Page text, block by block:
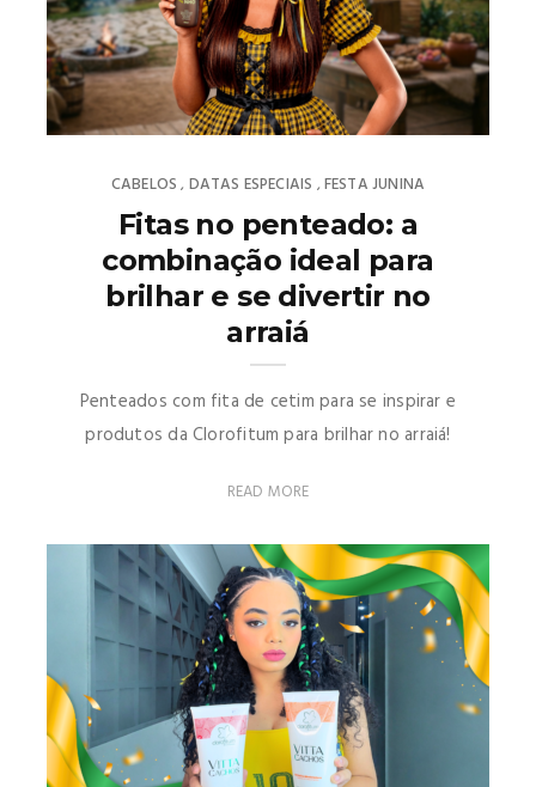
CABELOS , DATAS ESPECIAIS ,FESTA JUNINA
Fitas no penteado: a
combinação ideal para
brilhar e se divertir no
arraiá
Penteados com fita de cetim para se inspirar e
produtos da Clorofitum para brilhar no arraiá!
READ MORE